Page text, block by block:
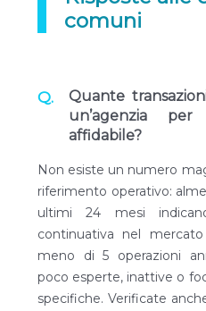
comuni
Quante
un’agenzia per
affidabile?
Non esiste un numero
riferimento operativo:
ultimi 24 mesi
continuativa nel
meno di 5 operazioni
poco esperte, inattive o
specifiche. Verificate